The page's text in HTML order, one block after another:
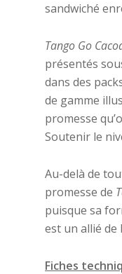
sandwiché
Tango Go
présentés
dans des
de gamme
promesse
Soutenir le
Au-delà de
promesse de
puisque sa
est un allié de
Fiches